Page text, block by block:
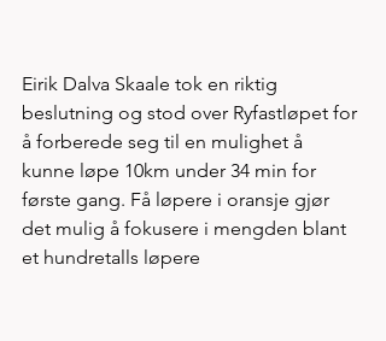
Eirik Dalva Skaale tok en riktig
beslutning og stod over Ryfastløpet for
å forberede seg til en mulighet å
kunne løpe 10km under 34 min for
første gang. Få løpere i oransje gjør
det mulig å fokusere i mengden blant
et hundretalls løpere